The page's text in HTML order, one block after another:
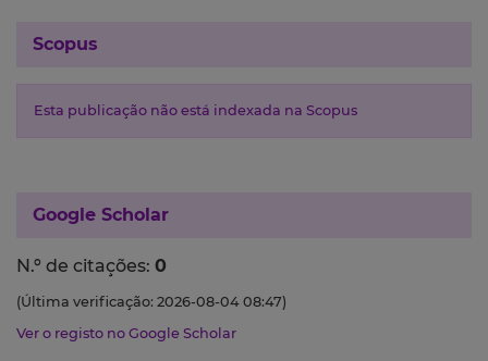
Scopus
Esta publicação não está indexada na Scopus
Google Scholar
N.º de citações: 0
(Última verificação: 2026-08-04 08:47)
Ver o registo no Google Scholar